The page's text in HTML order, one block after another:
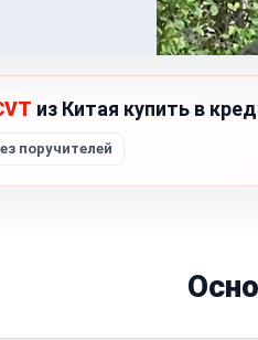
из Китая купить в
поручителей